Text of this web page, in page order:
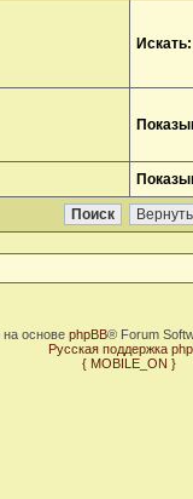
Искать:
основе phpBB® Forum
Русская поддержка
{ MOBILE_ON }